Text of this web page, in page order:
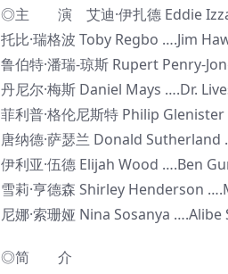
◎主 演 艾迪·伊扎德 Eddie
托比·瑞格波 Toby Regbo ….Jim
鲁伯特·潘瑞-琼斯 Rupert Penry-
丹尼尔·梅斯 Daniel Mays ….Dr.
菲利普·格伦尼斯特 Philip
唐纳德·萨瑟兰 Donald
伊利亚·伍德 Elijah Wood ….Ben
雪莉·亨德森 Shirley Henderson
尼娜·索珊娅 Nina Sosanya ….Alibe
◎简 介